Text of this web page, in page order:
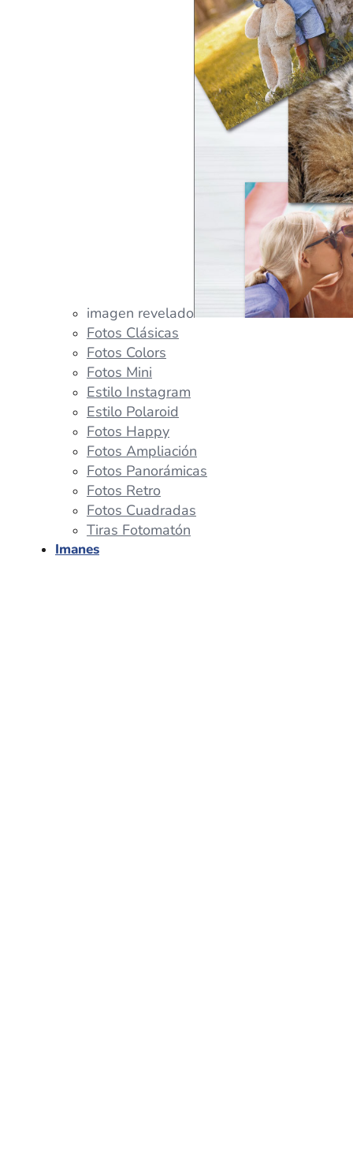
imagen revelado
Fotos Clásicas
Fotos Colors
Fotos Mini
Estilo Instagram
Estilo Polaroid
Fotos Happy
Fotos Ampliación
Fotos Panorámicas
Fotos Retro
Fotos Cuadradas
Tiras Fotomatón
Imanes